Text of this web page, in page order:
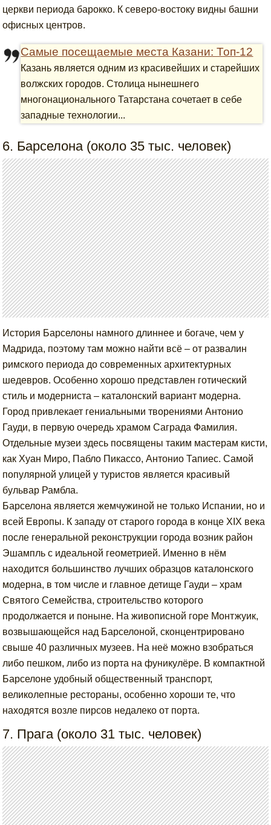
церкви периода барокко. К северо-востоку видны башни
офисных центров.
Самые посещаемые места Казани: Топ-12
Казань является одним из красивейших и старейших
волжских городов. Столица нынешнего
многонационального Татарстана сочетает в себе
западные технологии...
6. Барселона (около 35 тыс. человек)
История Барселоны намного длиннее и богаче, чем у
Мадрида, поэтому там можно найти всё – от развалин
римского периода до современных архитектурных
шедевров. Особенно хорошо представлен готический
стиль и модерниста – каталонский вариант модерна.
Город привлекает гениальными творениями Антонио
Гауди, в первую очередь храмом Саграда Фамилия.
Отдельные музеи здесь посвящены таким мастерам кисти,
как Хуан Миро, Пабло Пикассо, Антонио Тапиес. Самой
популярной улицей у туристов является красивый
бульвар Рамбла.
Барселона является жемчужиной не только Испании, но и
всей Европы. К западу от старого города в конце XIX века
после генеральной реконструкции города возник район
Эшампль с идеальной геометрией. Именно в нём
находится большинство лучших образцов каталонского
модерна, в том числе и главное детище Гауди – храм
Святого Семейства, строительство которого
продолжается и поныне. На живописной горе Монтжуик,
возвышающейся над Барселоной, сконцентрировано
свыше 40 различных музеев. На неё можно взобраться
либо пешком, либо из порта на фуникулёре. В компактной
Барселоне удобный общественный транспорт,
великолепные рестораны, особенно хороши те, что
находятся возле пирсов недалеко от порта.
7. Прага (около 31 тыс. человек)